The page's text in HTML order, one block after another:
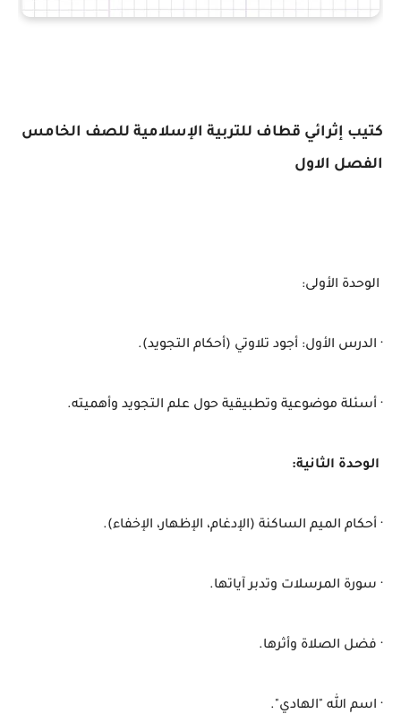
كتيب إثرائي قطاف للتربية الإسلامية للصف الخامس
الفصل الاول
الوحدة الأولى:
· الدرس الأول: أجود تلاوتي (أحكام التجويد).
· أسئلة موضوعية وتطبيقية حول علم التجويد وأهميته.
الوحدة الثانية:
· أحكام الميم الساكنة (الإدغام، الإظهار، الإخفاء).
· سورة المرسلات وتدبر آياتها.
· فضل الصلاة وأثرها.
· اسم الله "الهادي".